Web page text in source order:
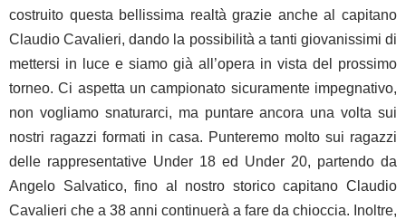
costruito questa bellissima realtà grazie anche al capitano
Claudio Cavalieri, dando la possibilità a tanti giovanissimi di
mettersi in luce e siamo già all’opera in vista del prossimo
torneo. Ci aspetta un campionato sicuramente impegnativo,
non vogliamo snaturarci, ma puntare ancora una volta sui
nostri ragazzi formati in casa. Punteremo molto sui ragazzi
delle rappresentative Under 18 ed Under 20, partendo da
Angelo Salvatico, fino al nostro storico capitano Claudio
Cavalieri che a 38 anni continuerà a fare da chioccia. Inoltre,